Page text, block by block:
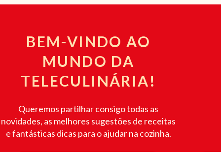
BEM-VINDO AO
MUNDO DA
TELECULINÁRIA!
Queremos partilhar consigo todas as
novidades, as melhores sugestões de receitas
e fantásticas dicas para o ajudar na cozinha.